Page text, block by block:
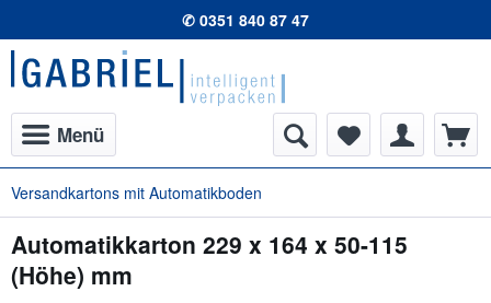
✆ 0351 840 87 47
Menü
Versandkartons mit Automatikboden
Automatikkarton 229 x 164 x 50-115
(Höhe) mm